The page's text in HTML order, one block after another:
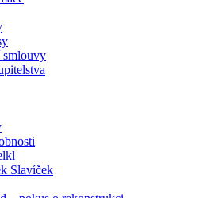
smlouvy
Slavíček